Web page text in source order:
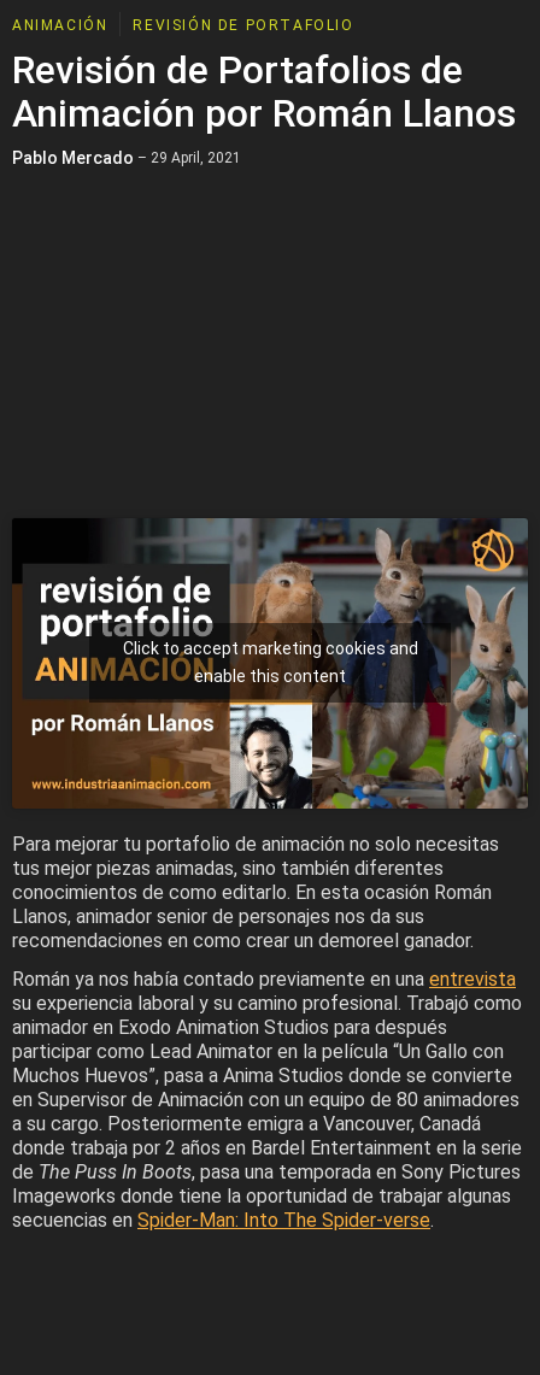
ANIMACIÓN REVISIÓN DE PORTAFOLIO
Revisión de Portafolios de
Animación por Román Llanos
Pablo Mercado – 29 April, 2021
Click to accept marketing cookies and
enable this content
Para mejorar tu portafolio de animación no solo necesitas
tus mejor piezas animadas, sino también diferentes
conocimientos de como editarlo. En esta ocasión Román
Llanos, animador senior de personajes nos da sus
recomendaciones en como crear un demoreel ganador.
Román ya nos había contado previamente en una entrevista
su experiencia laboral y su camino profesional. Trabajó como
animador en Exodo Animation Studios para después
participar como Lead Animator en la película “Un Gallo con
Muchos Huevos”, pasa a Anima Studios donde se convierte
en Supervisor de Animación con un equipo de 80 animadores
a su cargo. Posteriormente emigra a Vancouver, Canadá
donde trabaja por 2 años en Bardel Entertainment en la serie
de The Puss In Boots, pasa una temporada en Sony Pictures
Imageworks donde tiene la oportunidad de trabajar algunas
secuencias en Spider-Man: Into The Spider-verse.